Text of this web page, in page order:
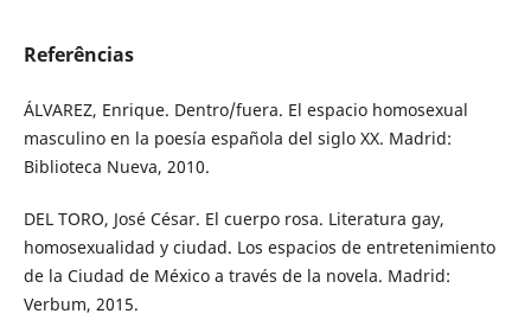
Referências
ÁLVAREZ, Enrique. Dentro/fuera. El espacio homosexual
masculino en la poesía española del siglo XX. Madrid:
Biblioteca Nueva, 2010.
DEL TORO, José César. El cuerpo rosa. Literatura gay,
homosexualidad y ciudad. Los espacios de entretenimiento
de la Ciudad de México a través de la novela. Madrid:
Verbum, 2015.